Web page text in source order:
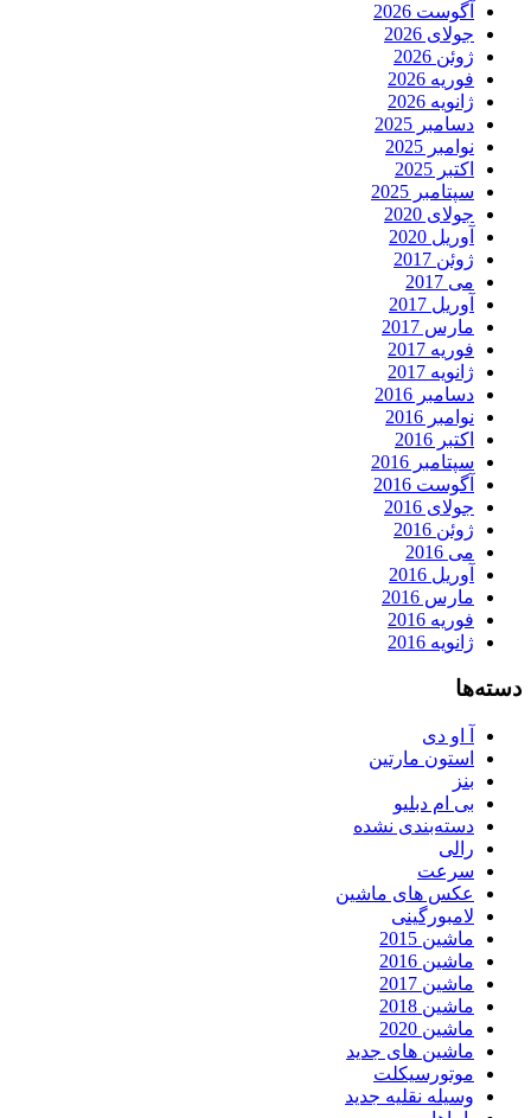
آگوست 2026
جولای 2026
ژوئن 2026
فوریه 2026
ژانویه 2026
دسامبر 2025
نوامبر 2025
اکتبر 2025
سپتامبر 2025
جولای 2020
آوریل 2020
ژوئن 2017
می 2017
آوریل 2017
مارس 2017
فوریه 2017
ژانویه 2017
دسامبر 2016
نوامبر 2016
اکتبر 2016
سپتامبر 2016
آگوست 2016
جولای 2016
ژوئن 2016
می 2016
آوریل 2016
مارس 2016
فوریه 2016
ژانویه 2016
دسته‌ها
آ او دی
استون مارتین
بنز
بی ام دبلیو
دسته‌بندی نشده
رالی
سرعت
عکس های ماشین
لامبورگینی
ماشین 2015
ماشین 2016
ماشین 2017
ماشین 2018
ماشین 2020
ماشین های جدید
موتورسیکلت
وسیله نقلیه جدید